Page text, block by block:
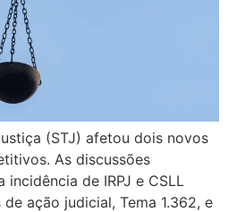
(STJ) afetou dois novos
As discussões
de IRPJ e CSLL
ação judicial, Tema 1.362, e